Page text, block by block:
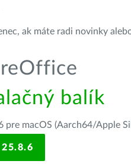
ak máte radi novinky
balík
pre macOS (Aarch64/Apple
25.8.6